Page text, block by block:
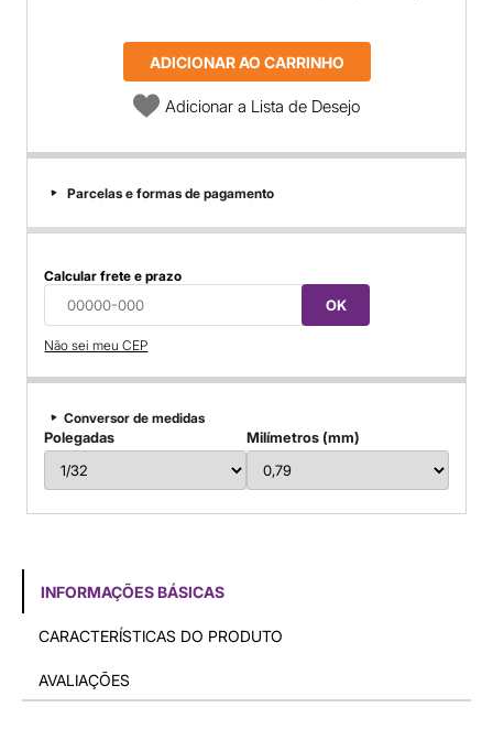
ADICIONAR AO CARRINHO
Adicionar a Lista de Desejo
Parcelas e formas de pagamento
Calcular frete e prazo
OK
Não sei meu CEP
Conversor de medidas
Polegadas Milímetros (mm)
INFORMAÇÕES BÁSICAS
CARACTERÍSTICAS DO PRODUTO
AVALIAÇÕES